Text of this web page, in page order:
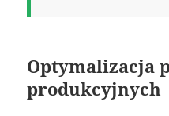
Optymalizacja
produkcyjnych